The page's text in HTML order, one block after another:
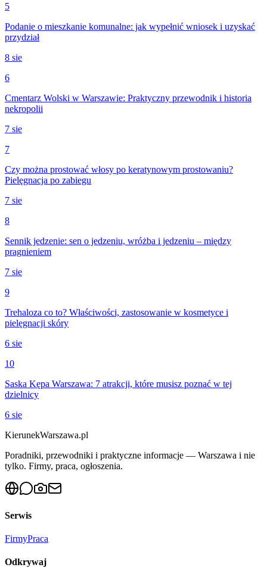
5
Podanie o mieszkanie komunalne: jak wypełnić wniosek i uzyskać
przydział
8 sie
6
Cmentarz Wolski w Warszawie: Praktyczny przewodnik i historia
nekropolii
7 sie
7
Czy można prostować włosy po keratynowym prostowaniu?
Pielęgnacja po zabiegu
7 sie
8
Sennik jedzenie: sen o jedzeniu, wróżba i jedzeniu – między
pragnieniem
7 sie
9
Trehaloza co to? Właściwości, zastosowanie w kosmetyce i
pielęgnacji skóry
6 sie
10
Saska Kępa Warszawa: 7 atrakcji, które musisz poznać w tej
dzielnicy
6 sie
KierunekWarszawa.pl
Poradniki, przewodniki i praktyczne informacje — Warszawa i nie
tylko. Firmy, praca, ogłoszenia.
Serwis
FirmyPraca
Odkrywaj